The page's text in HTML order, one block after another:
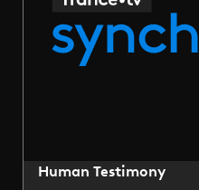
Human Testimony